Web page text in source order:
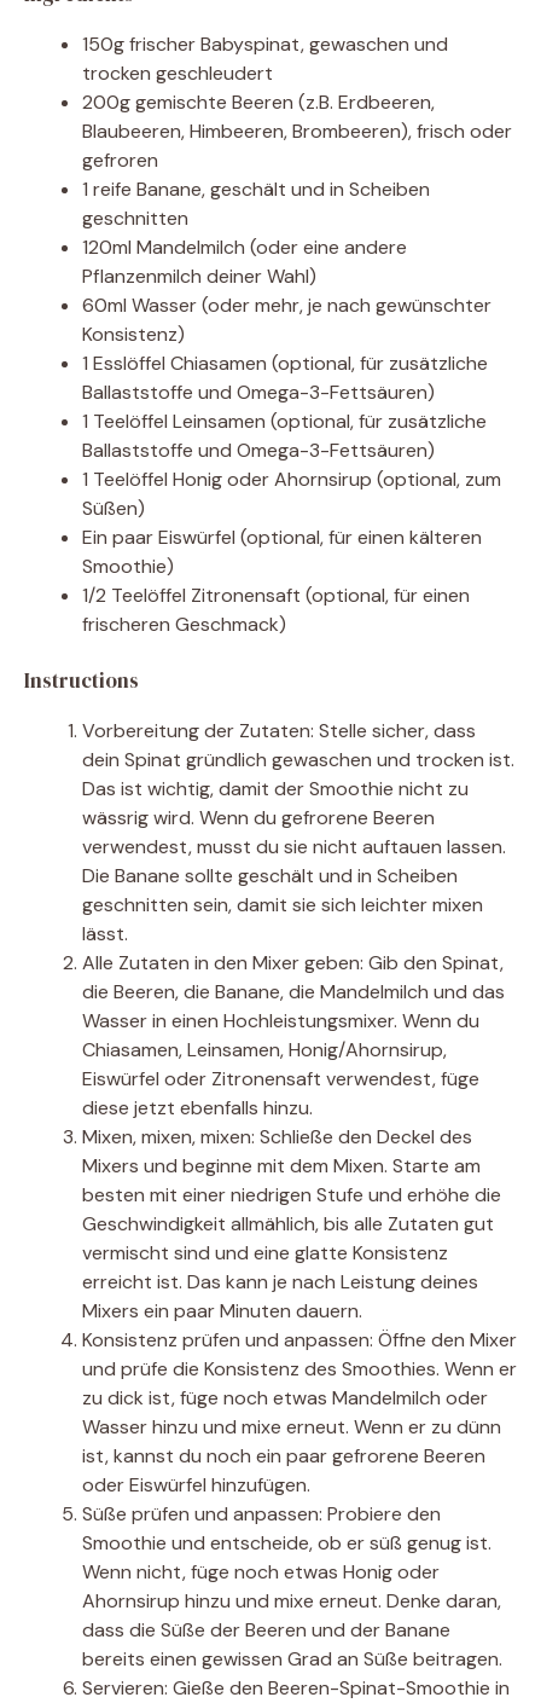
150g frischer Babyspinat, gewaschen und
trocken geschleudert
200g gemischte Beeren (z.B. Erdbeeren,
Blaubeeren, Himbeeren, Brombeeren), frisch oder
gefroren
1 reife Banane, geschält und in Scheiben
geschnitten
120ml Mandelmilch (oder eine andere
Pflanzenmilch deiner Wahl)
60ml Wasser (oder mehr, je nach gewünschter
Konsistenz)
1 Esslöffel Chiasamen (optional, für zusätzliche
Ballaststoffe und Omega-3-Fettsäuren)
1 Teelöffel Leinsamen (optional, für zusätzliche
Ballaststoffe und Omega-3-Fettsäuren)
1 Teelöffel Honig oder Ahornsirup (optional, zum
Süßen)
Ein paar Eiswürfel (optional, für einen kälteren
Smoothie)
1/2 Teelöffel Zitronensaft (optional, für einen
frischeren Geschmack)
Instructions
Vorbereitung der Zutaten: Stelle sicher, dass
dein Spinat gründlich gewaschen und trocken ist.
Das ist wichtig, damit der Smoothie nicht zu
wässrig wird. Wenn du gefrorene Beeren
verwendest, musst du sie nicht auftauen lassen.
Die Banane sollte geschält und in Scheiben
geschnitten sein, damit sie sich leichter mixen
lässt.
Alle Zutaten in den Mixer geben: Gib den Spinat,
die Beeren, die Banane, die Mandelmilch und das
Wasser in einen Hochleistungsmixer. Wenn du
Chiasamen, Leinsamen, Honig/Ahornsirup,
Eiswürfel oder Zitronensaft verwendest, füge
diese jetzt ebenfalls hinzu.
Mixen, mixen, mixen: Schließe den Deckel des
Mixers und beginne mit dem Mixen. Starte am
besten mit einer niedrigen Stufe und erhöhe die
Geschwindigkeit allmählich, bis alle Zutaten gut
vermischt sind und eine glatte Konsistenz
erreicht ist. Das kann je nach Leistung deines
Mixers ein paar Minuten dauern.
Konsistenz prüfen und anpassen: Öffne den Mixer
und prüfe die Konsistenz des Smoothies. Wenn er
zu dick ist, füge noch etwas Mandelmilch oder
Wasser hinzu und mixe erneut. Wenn er zu dünn
ist, kannst du noch ein paar gefrorene Beeren
oder Eiswürfel hinzufügen.
Süße prüfen und anpassen: Probiere den
Smoothie und entscheide, ob er süß genug ist.
Wenn nicht, füge noch etwas Honig oder
Ahornsirup hinzu und mixe erneut. Denke daran,
dass die Süße der Beeren und der Banane
bereits einen gewissen Grad an Süße beitragen.
Servieren: Gieße den Beeren-Spinat-Smoothie in